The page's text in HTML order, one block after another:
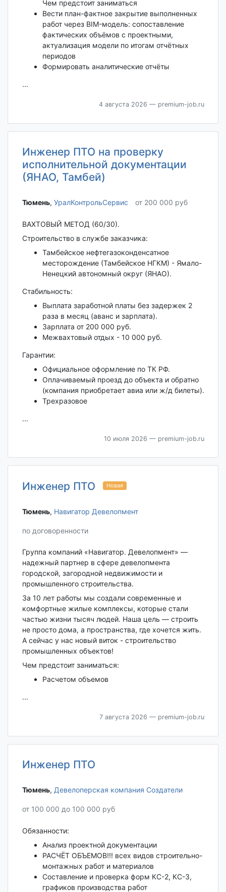
Чем предстоит заниматься
Вести план-фактное закрытие выполненных
работ через BIM-модель: сопоставление
фактических объёмов с проектными,
актуализация модели по итогам отчётных
периодов
Формировать аналитические отчёты
...
4 августа 2026 — premium-job.ru
Инженер ПТО на проверку
исполнительной документации
(ЯНАО, Тамбей)
Тюмень‎, УралКонтрольСервис от 200 000 руб
ВАХТОВЫЙ МЕТОД (60/30).
Строительство в службе заказчика:
Тамбейское нефтегазоконденсатное
месторождение (Тамбейское НГКМ) - Ямало-
Ненецкий автономный округ (ЯНАО).
Стабильность:
Выплата заработной платы без задержек 2
раза в месяц (аванс и зарплата).
Зарплата от 200 000 руб.
Межвахтовый отдых - 10 000 руб.
Гарантии:
Официальное оформление по ТК РФ.
Оплачиваемый проезд до объекта и обратно
(компания приобретает авиа или ж/д билеты).
Трехразовое
...
10 июля 2026 — premium-job.ru
Инженер ПТО Новая
Тюмень‎, Навигатор Девелопмент
по договоренности
Группа компаний «Навигатор. Девелопмент» —
надежный партнер в сфере девелопмента
городской, загородной недвижимости и
промышленного строительства.
За 10 лет работы мы создали современные и
комфортные жилые комплексы, которые стали
частью жизни тысяч людей. Наша цель — строить
не просто дома, а пространства, где хочется жить.
А сейчас у нас новый виток - строительство
промышленных объектов!
Чем предстоит заниматься:
Расчетом объемов
...
7 августа 2026 — premium-job.ru
Инженер ПТО
Тюмень‎, Девелоперская компания Создатели
от 100 000 до 100 000 руб
Обязанности:
Анализ проектной документации
РАСЧЁТ ОБЪЕМОВ!!! всех видов строительно-
монтажных работ и материалов
Составление и проверка форм КС-2, КС-3,
графиков производства работ